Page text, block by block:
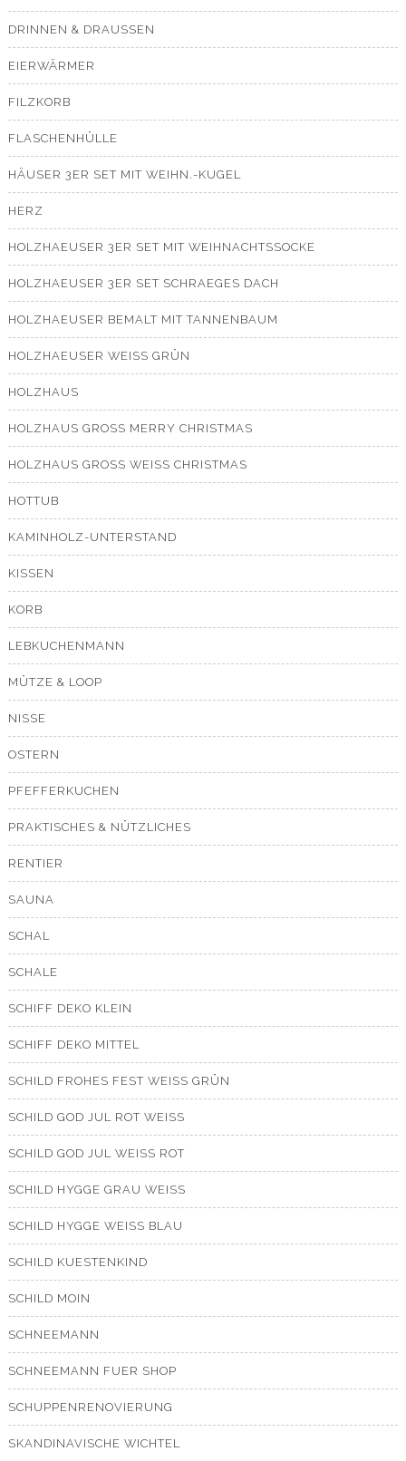
DRINNEN & DRAUSSEN
EIERWÄRMER
FILZKORB
FLASCHENHÜLLE
HÄUSER 3ER SET MIT WEIHN.-KUGEL
HERZ
HOLZHAEUSER 3ER SET MIT WEIHNACHTSSOCKE
HOLZHAEUSER 3ER SET SCHRAEGES DACH
HOLZHAEUSER BEMALT MIT TANNENBAUM
HOLZHAEUSER WEISS GRÜN
HOLZHAUS
HOLZHAUS GROSS MERRY CHRISTMAS
HOLZHAUS GROSS WEISS CHRISTMAS
HOTTUB
KAMINHOLZ-UNTERSTAND
KISSEN
KORB
LEBKUCHENMANN
MÜTZE & LOOP
NISSE
OSTERN
PFEFFERKUCHEN
PRAKTISCHES & NÜTZLICHES
RENTIER
SAUNA
SCHAL
SCHALE
SCHIFF DEKO KLEIN
SCHIFF DEKO MITTEL
SCHILD FROHES FEST WEISS GRÜN
SCHILD GOD JUL ROT WEISS
SCHILD GOD JUL WEISS ROT
SCHILD HYGGE GRAU WEISS
SCHILD HYGGE WEISS BLAU
SCHILD KUESTENKIND
SCHILD MOIN
SCHNEEMANN
SCHNEEMANN FUER SHOP
SCHUPPENRENOVIERUNG
SKANDINAVISCHE WICHTEL